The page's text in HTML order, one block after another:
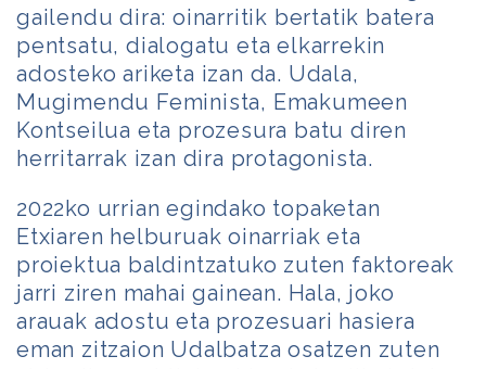
gailendu dira: oinarritik bertatik batera
pentsatu, dialogatu eta elkarrekin
adosteko ariketa izan da. Udala,
Mugimendu Feminista, Emakumeen
Kontseilua eta prozesura batu diren
herritarrak izan dira protagonista.
2022ko urrian egindako topaketan
Etxiaren helburuak oinarriak eta
proiektua baldintzatuko zuten faktoreak
jarri ziren mahai gainean. Hala, joko
arauak adostu eta prozesuari hasiera
eman zitzaion Udalbatza osatzen zuten